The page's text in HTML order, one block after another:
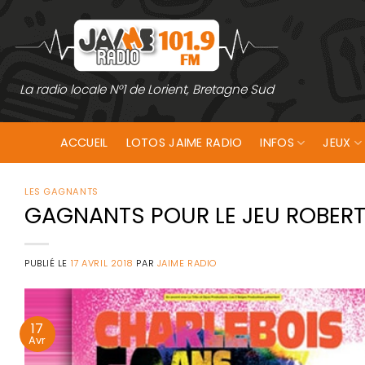
contenu
La radio locale N°1 de Lorient, Bretagne Sud
ACCUEIL LOTOS JAIME RADIO INFOS JEUX
LES GAGNANTS
GAGNANTS POUR LE JEU
PUBLIÉ LE 17 AVRIL 2018 PAR JAIME RADIO
17
Avr